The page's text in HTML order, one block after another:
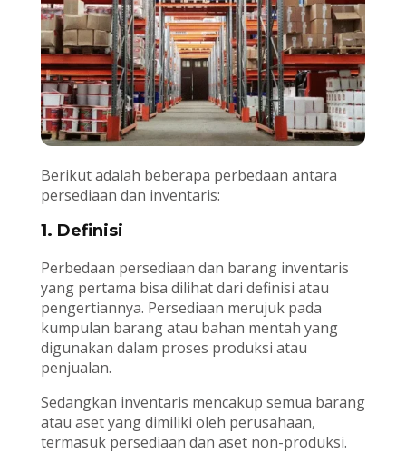
Berikut adalah beberapa perbedaan antara
persediaan dan inventaris:
1. Definisi
Perbedaan persediaan dan barang inventaris
yang pertama bisa dilihat dari definisi atau
pengertiannya. Persediaan merujuk pada
kumpulan barang atau bahan mentah yang
digunakan dalam proses produksi atau
penjualan.
Sedangkan inventaris mencakup semua barang
atau aset yang dimiliki oleh perusahaan,
termasuk persediaan dan aset non-produksi.